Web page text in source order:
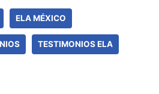
ELA MÉXICO
TESTIMONIOS ELA